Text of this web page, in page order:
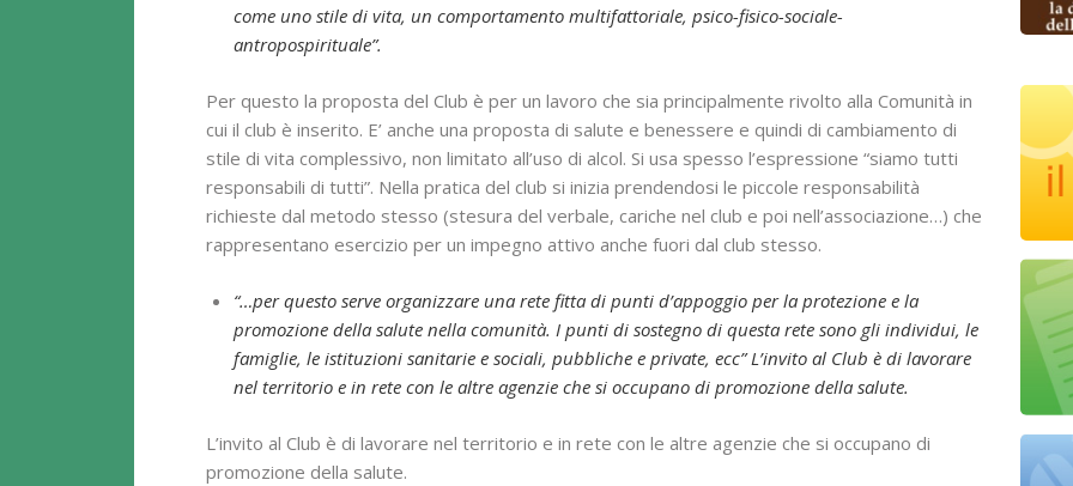
come uno stile di vita, un comportamento multifattoriale, psico-fisico-sociale-
antropospirituale”.
Per questo la proposta del Club è per un lavoro che sia principalmente rivolto alla Comunità in
cui il club è inserito. E’ anche una proposta di salute e benessere e quindi di cambiamento di
stile di vita complessivo, non limitato all’uso di alcol. Si usa spesso l’espressione “siamo tutti
responsabili di tutti”. Nella pratica del club si inizia prendendosi le piccole responsabilità
richieste dal metodo stesso (stesura del verbale, cariche nel club e poi nell’associazione…) che
rappresentano esercizio per un impegno attivo anche fuori dal club stesso.
“…per questo serve organizzare una rete fitta di punti d’appoggio per la protezione e la
promozione della salute nella comunità. I punti di sostegno di questa rete sono gli individui, le
famiglie, le istituzioni sanitarie e sociali, pubbliche e private, ecc” L’invito al Club è di lavorare
nel territorio e in rete con le altre agenzie che si occupano di promozione della salute.
L’invito al Club è di lavorare nel territorio e in rete con le altre agenzie che si occupano di
promozione della salute.